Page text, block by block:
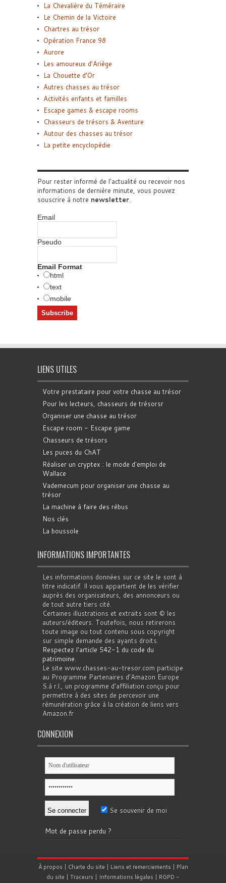
La Chevalière du Téméraire
Le Chemin de la Victoire
Chartres au trésor
Opération France 98
Aurore
Les amoureux d’Ariège
La Chouette d’Or
Autres chasses au trésor
Activités enfants et familles
Escape games & escape rooms
Chasseurs de trésors & Aventure
Autour des chasses au trésor
La petite encyclopédie
Pour rester informé de l'actualité ou recevoir nos
informations de dernière minute, vous pouvez
souscrire à notre newsletter.
Email
Pseudo
Email Format
html
text
mobile
LIENS UTILES
Votre prestataire pour votre chasse au trésor
Pour les lecteurs, chasseurs de trésorsr
Organiser une chasse au trésor
Escape room - Escape game
Chasseurs de trésors
Les puces du ChAT
Réaliser un cryptex : le mode d'emploi de
Wallace
Vademecum pour organiser une chasse au
trésor
La machine à faire des rébus
Nos clés
La boussole
INFORMATIONS IMPORTANTES
Les informations données sur ce site le sont à
titre indicatif. Il vous appartient de les vérifier
auprès des organisateurs, des annonceurs ou
de tout autre tiers cité.
Certaines illustrations et extraits sont © les
auteurs/éditeurs. Toutefois, nous retirerons
toute image ou tout contenu sous copyright
sur simple demande des ayants droits.
Respectez l'article 542-1 du code du
patrimoine.
Le site www.chasses-au-tresor.com participe
au Programme Partenaires d’Amazon Europe
S.à r.l., un programme d’affiliation conçu pour
permettre à des sites de percevoir une
rémunération grâce à la création de liens vers
Amazon.fr
CONNEXION
Se souvenir de moi
Mot de passe perdu ?
À propos | Charte du site | Liens et remerciements | Plan
du site | Traceurs | Informations légales | RGPD -